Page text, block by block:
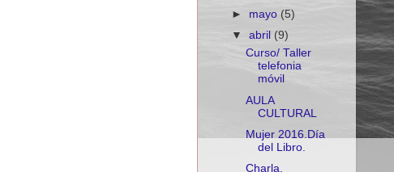
► mayo (5)
▼abril (9)
Curso/ Taller
telefonia
móvil
AULA
CULTURAL
Mujer 2016.Día
del Libro.
Charla.